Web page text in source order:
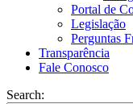
Portal de
Legislação
Perguntas
Transparência
Fale Conosco
Search: